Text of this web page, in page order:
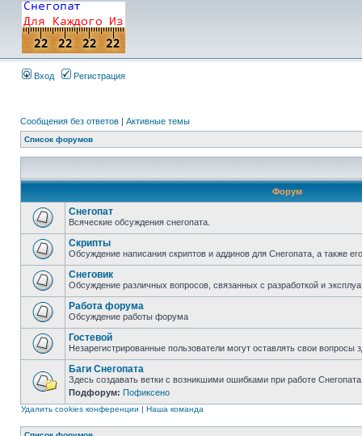
Вход Регистрация
Сообщения без ответов | Активные темы
Список форумов
Форум
Снегопат
Всяческие обсуждения снегопата.
Скрипты
Обсуждение написания скриптов и аддинов для Снегопата, а также
Снеговик
Обсуждение различных вопросов, связанных с разработкой и
Работа форума
Обсуждение работы форума
Гостевой
Незарегистрированные пользователи могут оставлять свои вопросы
Баги Снегопата
Здесь создавать ветки с возникшими ошибками при работе
Подфорум: Пофиксено
Удалить cookies конференции | Наша команда